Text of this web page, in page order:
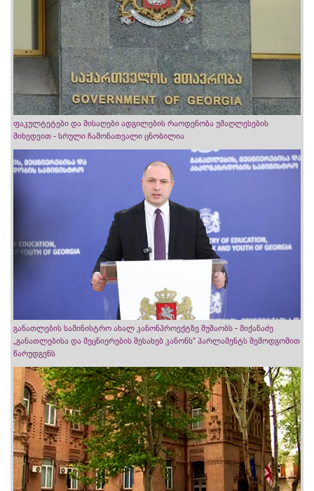
ფაკულტეტები და მისაღები ადგილების რაოდენობა უმაღლესების
მიხედვით - სრული ჩამონათვალი ცნობილია
განათლების სამინისტრო ახალ კანონპროექტზე მუშაობს - მიქანაძე
„განათლებისა და მეცნიერების შესახებ კანონს“ პარლამენტს შემოდგომით
წარუდგენს